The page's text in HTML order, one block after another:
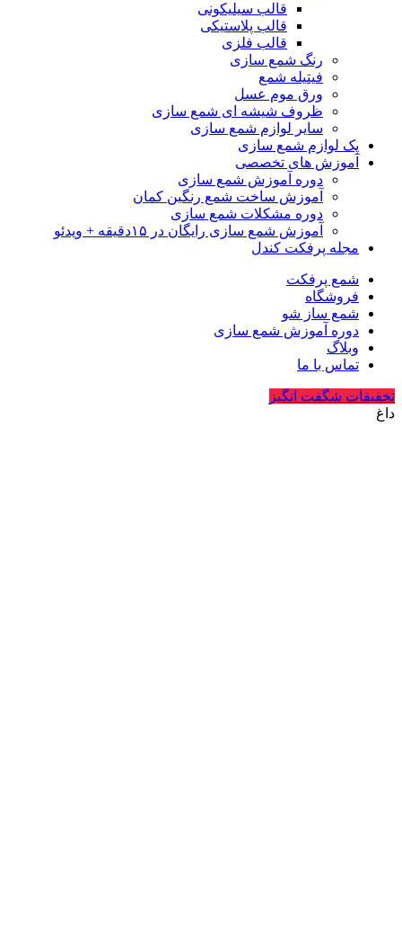
قالب سیلیکونی
قالب پلاستیکی
قالب فلزی
رنگ شمع سازی
فیتیله شمع
ورق موم عسل
ظروف شیشه ای شمع سازی
سایر لوازم شمع سازی
پک لوازم شمع سازی
آموزش های تخصصی
دوره آموزش شمع سازی
آموزش ساخت شمع رنگین کمان
دوره مشکلات شمع سازی
آموزش شمع سازی رایگان در ۱۵دقیقه + ویدئو
مجله پرفکت کندل
شمع پرفکت
فروشگاه
شمع ساز شو
دوره آموزش شمع سازی
وبلاگ
تماس با ما
تخفیفات شگفت انگیز
داغ